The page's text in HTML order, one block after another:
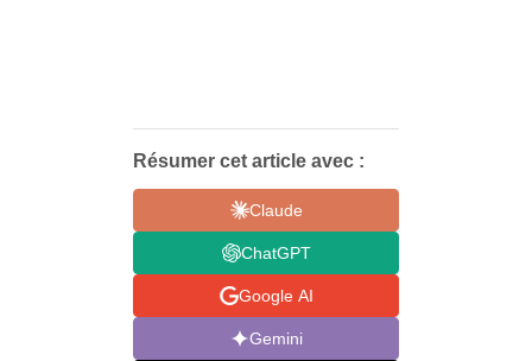
Résumer cet article avec :
Claude
ChatGPT
Google AI
Gemini